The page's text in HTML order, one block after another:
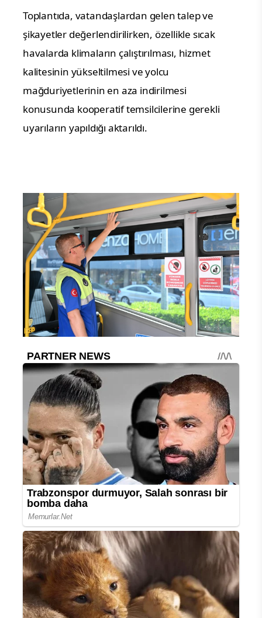
Toplantıda, vatandaşlardan gelen talep ve
şikayetler değerlendirilirken, özellikle sıcak
havalarda klimaların çalıştırılması, hizmet
kalitesinin yükseltilmesi ve yolcu
mağduriyetlerinin en aza indirilmesi
konusunda kooperatif temsilcilerine gerekli
uyarıların yapıldığı aktarıldı.